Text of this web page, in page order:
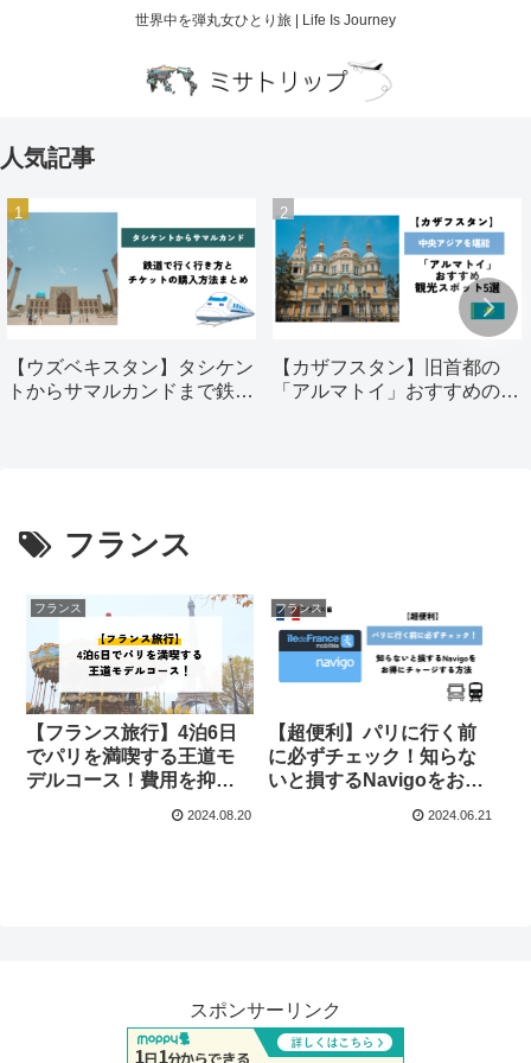
世界中を弾丸女ひとり旅 | Life Is Journey
人気記事
【ウズベキスタン】タシケン
トからサマルカンドまで鉄道
【カザフスタン】旧首都の
「アルマトイ」おすすめの観
フランス
フランス
【フランス旅行】4泊6日
でパリを満喫する王道モ
デルコース！費用を抑え
2024.08.20
フランス
【超便利】パリに行く前
に必ずチェック！知らな
いと損するNavigoをお得
2024.06.21
スポンサーリンク